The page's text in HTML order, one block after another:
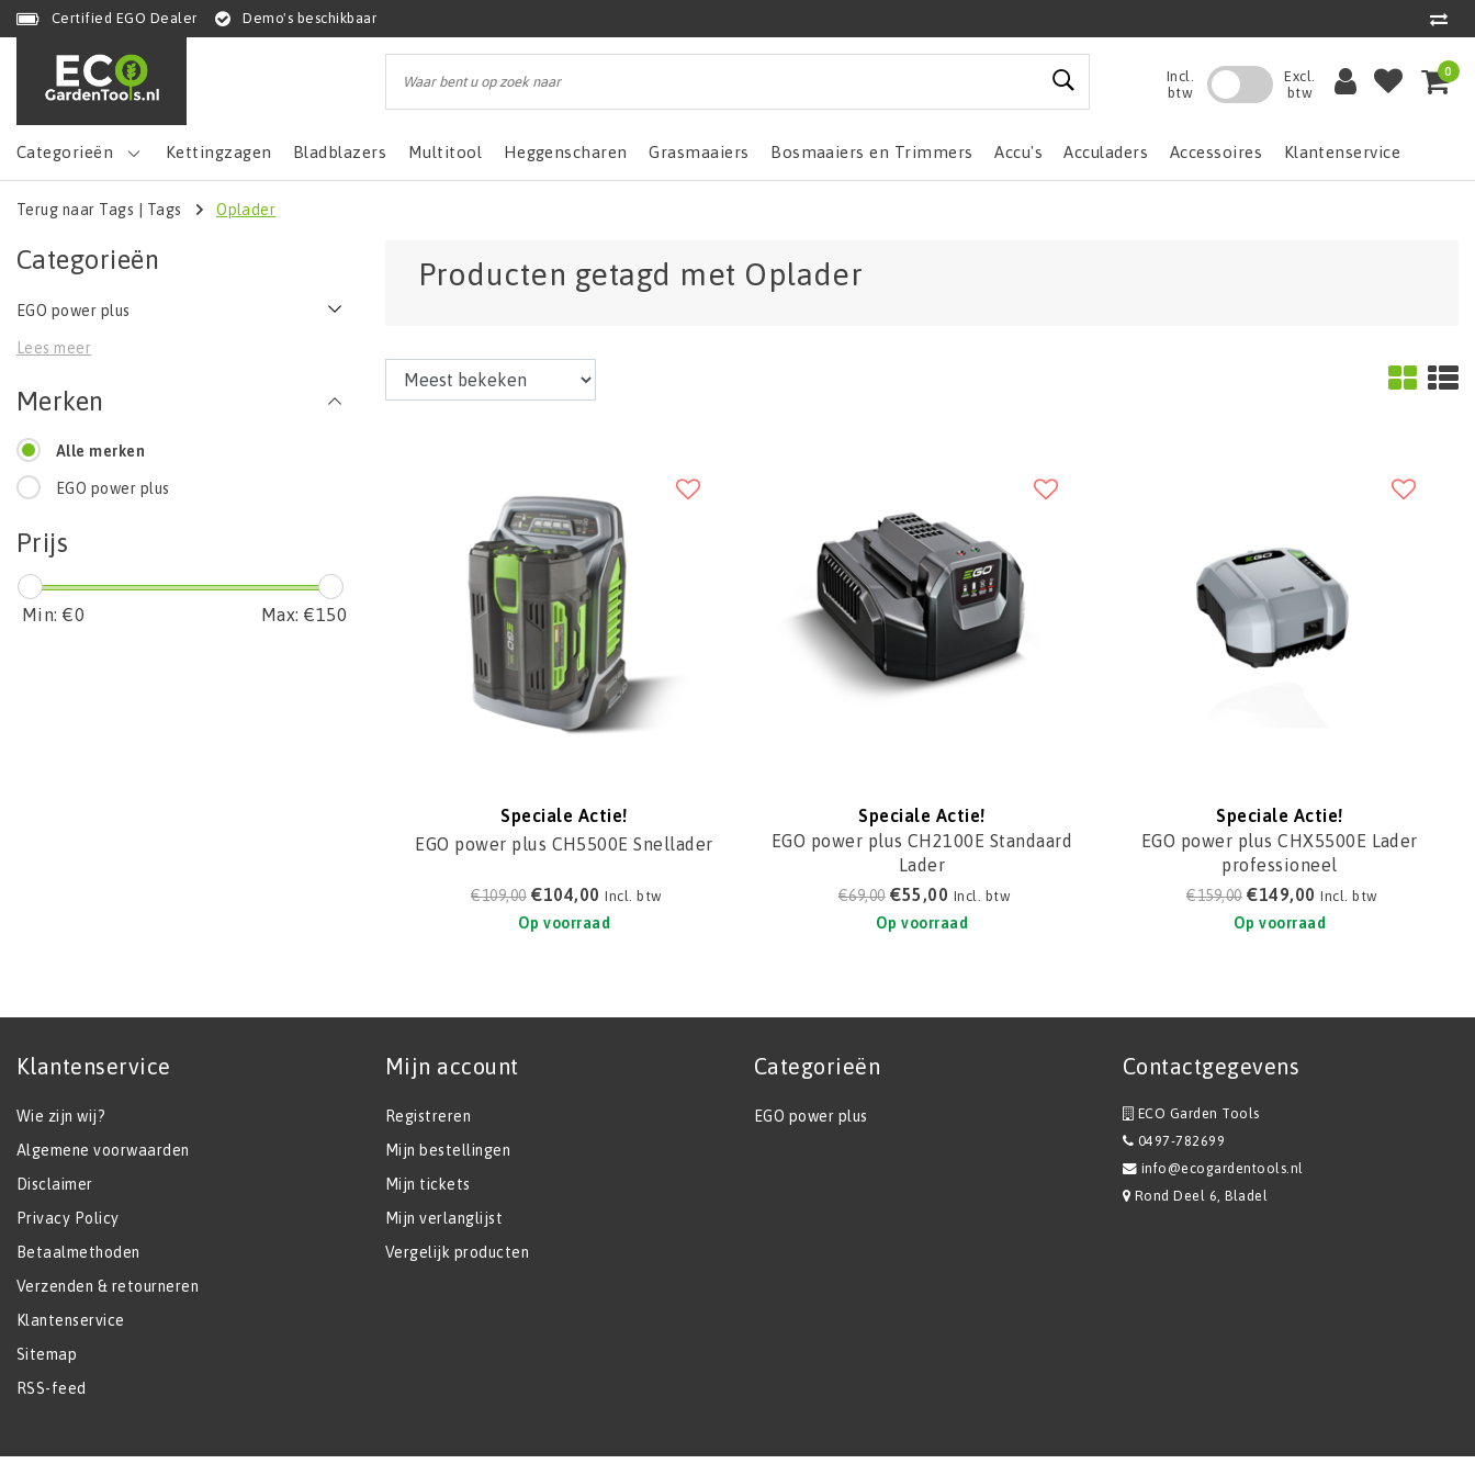
Certified EGO Dealer Demo's beschikbaar
Incl.
btw
Excl.
btw
0
Categorieën Kettingzagen Bladblazers Multitool Heggenscharen Grasmaaiers Bosmaaiers en Trimmers Accu's Acculaders Accessoires Klantenservice
Terug naar Tags Tags Oplader
Categorieën
EGO power plus
Lees meer
Merken
Alle merken
EGO power plus
Prijs
Min: €0 Max: €150
Producten getagd met Oplader
Speciale Actie!
EGO power plus CH5500E Snellader
€109,00 €104,00 Incl. btw
Op voorraad
Speciale Actie!
EGO power plus CH2100E Standaard
Lader
€69,00 €55,00 Incl. btw
Op voorraad
Speciale Actie!
EGO power plus CHX5500E Lader
professioneel
€159,00 €149,00 Incl. btw
Op voorraad
Klantenservice
Wie zijn wij?
Algemene voorwaarden
Disclaimer
Privacy Policy
Betaalmethoden
Verzenden & retourneren
Klantenservice
Sitemap
RSS-feed
Mijn account
Registreren
Mijn bestellingen
Mijn tickets
Mijn verlanglijst
Vergelijk producten
Categorieën
EGO power plus
Contactgegevens
ECO Garden Tools
0497-782699
info@ecogardentools.nl
Rond Deel 6, Bladel